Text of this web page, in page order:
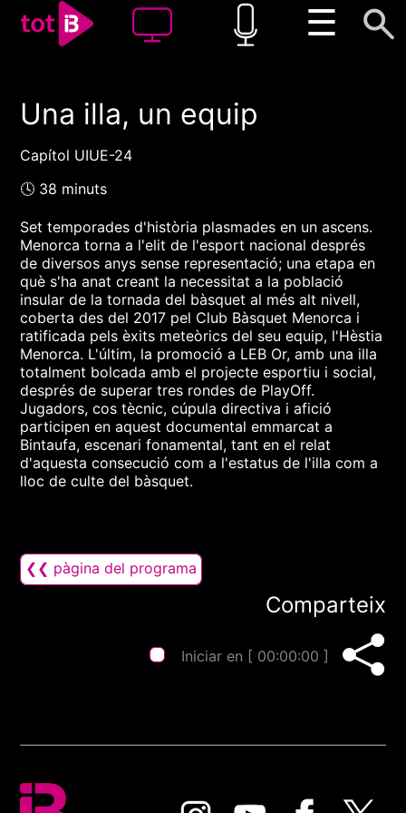
☰
00:00 00:00
1x
Una illa, un equip
Capítol UIUE-24
🕓 38 minuts
Set temporades d'història plasmades en un ascens.
Menorca torna a l'elit de l'esport nacional després
de diversos anys sense representació; una etapa en
què s'ha anat creant la necessitat a la població
insular de la tornada del bàsquet al més alt nivell,
coberta des del 2017 pel Club Bàsquet Menorca i
ratificada pels èxits meteòrics del seu equip, l'Hèstia
Menorca. L'últim, la promoció a LEB Or, amb una illa
totalment bolcada amb el projecte esportiu i social,
després de superar tres rondes de PlayOff.
Jugadors, cos tècnic, cúpula directiva i afició
participen en aquest documental emmarcat a
Bintaufa, escenari fonamental, tant en el relat
d'aquesta consecució com a l'estatus de l'illa com a
lloc de culte del bàsquet.
❮❮ pàgina del programa
Comparteix
Iniciar en [ 00:00:00 ]